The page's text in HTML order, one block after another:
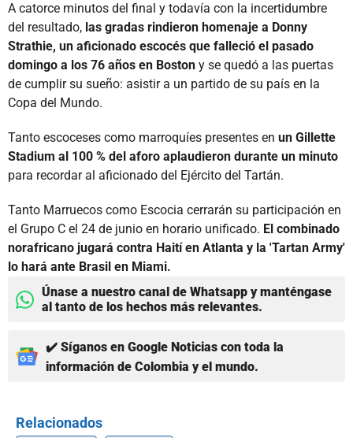
A catorce minutos del final y todavía con la incertidumbre
del resultado, las gradas rindieron homenaje a Donny
Strathie, un aficionado escocés que falleció el pasado
domingo a los 76 años en Boston y se quedó a las puertas
de cumplir su sueño: asistir a un partido de su país en la
Copa del Mundo.
Tanto escoceses como marroquíes presentes en un Gillette
Stadium al 100 % del aforo aplaudieron durante un minuto
para recordar al aficionado del Ejército del Tartán.
Tanto Marruecos como Escocia cerrarán su participación en
el Grupo C el 24 de junio en horario unificado. El combinado
norafricano jugará contra Haití en Atlanta y la 'Tartan Army'
lo hará ante Brasil en Miami.
Únase a nuestro canal de Whatsapp y manténgase
al tanto de los hechos más relevantes.
✔️ Síganos en Google Noticias con toda la
información de Colombia y el mundo.
Relacionados